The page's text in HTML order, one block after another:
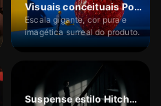
Visuais conceituais Pop Art
Escala gigante, cor pura e
imagética surreal do produto.
Suspense estilo Hitchcock